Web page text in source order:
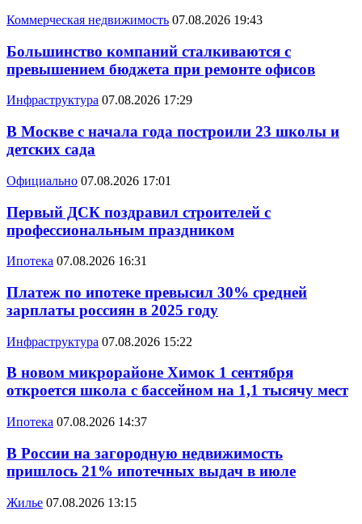
Коммерческая недвижимость 07.08.2026 19:43
Большинство компаний сталкиваются с
превышением бюджета при ремонте офисов
Инфраструктура 07.08.2026 17:29
В Москве с начала года построили 23 школы и
детских сада
Официально 07.08.2026 17:01
Первый ДСК поздравил строителей с
профессиональным праздником
Ипотека 07.08.2026 16:31
Платеж по ипотеке превысил 30% средней
зарплаты россиян в 2025 году
Инфраструктура 07.08.2026 15:22
В новом микрорайоне Химок 1 сентября
откроется школа с бассейном на 1,1 тысячу мест
Ипотека 07.08.2026 14:37
В России на загородную недвижимость
пришлось 21% ипотечных выдач в июле
Жилье 07.08.2026 13:15